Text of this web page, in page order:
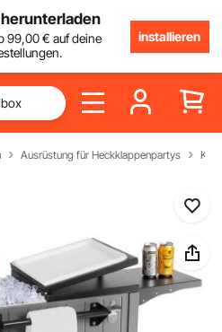
herunterladen
99,00€ auf deine
installieren
Ausrüstung für Heckklappenpartys